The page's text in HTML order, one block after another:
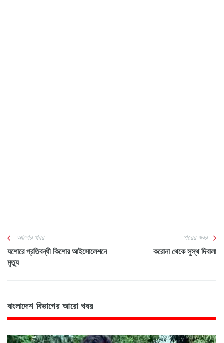
আগের খবর
যশোরে প্রতিবন্ধী কিশোর আইসোলেশনে
মৃত্যু
পরের খবর
করোনা থেকে সুস্থ দিবালা
বাংলাদেশ বিভাগের আরো খবর